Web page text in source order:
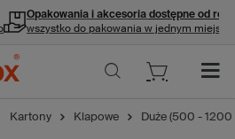
Opakowania i akcesoria dostępne od ręki
wszystko do pakowania w jednym miejscu
Kartony Klapowe Duże (500 -